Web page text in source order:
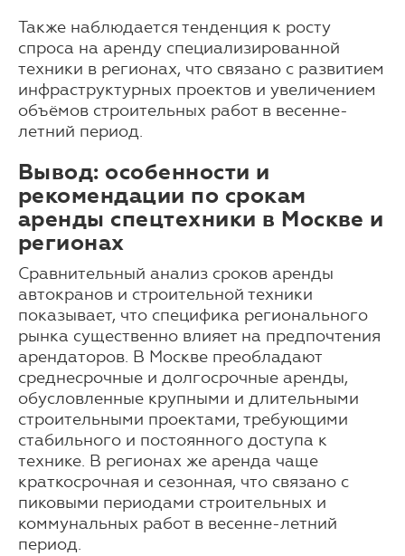
Также наблюдается тенденция к росту
спроса на аренду специализированной
техники в регионах, что связано с развитием
инфраструктурных проектов и увеличением
объёмов строительных работ в весенне-
летний период.
Вывод: особенности и
рекомендации по срокам
аренды спецтехники в Москве и
регионах
Сравнительный анализ сроков аренды
автокранов и строительной техники
показывает, что специфика регионального
рынка существенно влияет на предпочтения
арендаторов. В Москве преобладают
среднесрочные и долгосрочные аренды,
обусловленные крупными и длительными
строительными проектами, требующими
стабильного и постоянного доступа к
технике. В регионах же аренда чаще
краткосрочная и сезонная, что связано с
пиковыми периодами строительных и
коммунальных работ в весенне-летний
период.